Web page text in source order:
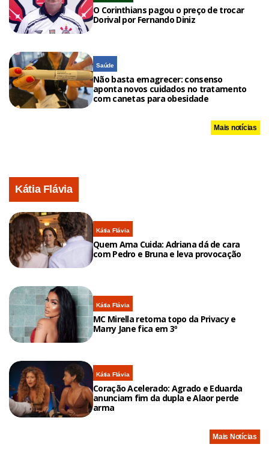
O Corinthians pagou o preço de trocar
Dorival por Fernando Diniz
Saúde
Não basta emagrecer: consenso
aponta novos cuidados no tratamento
com canetas para obesidade
Mais notícias
Kátia Flávia
Kátia Flávia
Quem Ama Cuida: Adriana dá de cara
com Pedro e Bruna e leva provocação
Kátia Flávia
MC Mirella retoma topo da Privacy e
Marry Jane fica em 3º
Kátia Flávia
Coração Acelerado: Agrado e Eduarda
anunciam fim da dupla e Alaor perde
arma
Mais Notícias